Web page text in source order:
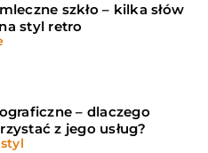
szkło – kilka słów
styl retro
– dlaczego
z jego usług?